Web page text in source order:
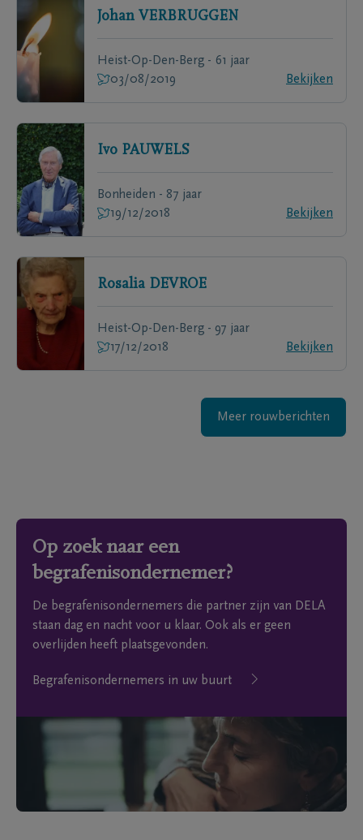
Johan VERBRUGGEN
Heist-Op-Den-Berg - 61 jaar
03/08/2019
Bekijken
Ivo PAUWELS
Bonheiden - 87 jaar
19/12/2018
Bekijken
Rosalia DEVROE
Heist-Op-Den-Berg - 97 jaar
17/12/2018
Bekijken
Meer rouwberichten
Op zoek naar een
begrafenisondernemer?
De begrafenisondernemers die partner zijn van DELA
staan dag en nacht voor u klaar. Ook als er geen
overlijden heeft plaatsgevonden.
Begrafenisondernemers in uw buurt